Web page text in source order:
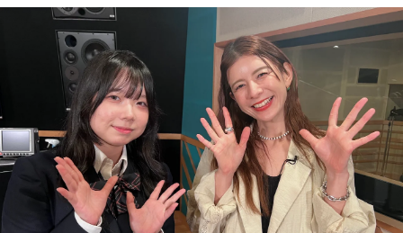
イベント・グッズ
YouTube
会社情報